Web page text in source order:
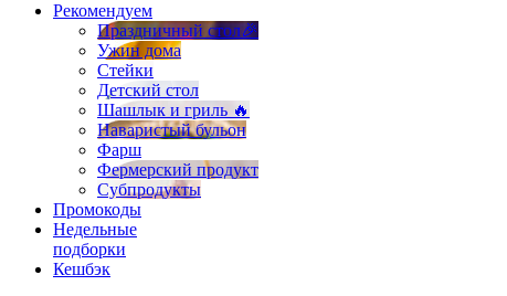
Рекомендуем
Праздничный стол🎉
Ужин дома
Стейки
Детский стол
Шашлык и гриль 🔥
Наваристый бульон
Фарш
Фермерский продукт
Субпродукты
Промокоды
Недельные
подборки
Кешбэк